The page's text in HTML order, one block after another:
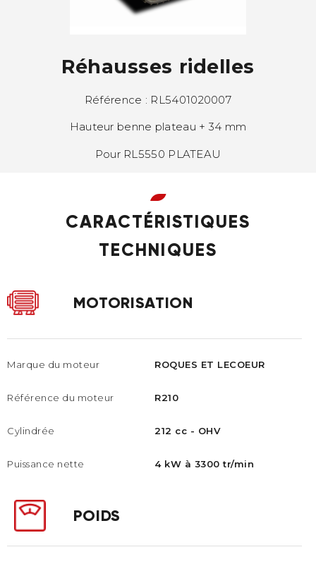
Réhausses ridelles
Référence : RL5401020007
Hauteur benne plateau + 34 mm
Pour RL5550 PLATEAU
CARACTÉRISTIQUES
TECHNIQUES
MOTORISATION
Marque du moteur
Référence du moteur​
Cylindrée
Puissance nette
ROQUES ET LECOEUR
R210
212 cc - OHV
4 kW à 3300 tr/min
POIDS